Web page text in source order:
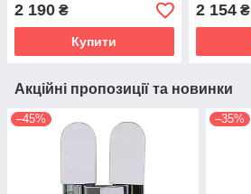
2 190 ₴
Купити
2 154₴
Акційні пропозиції та новинки
–45% –35%